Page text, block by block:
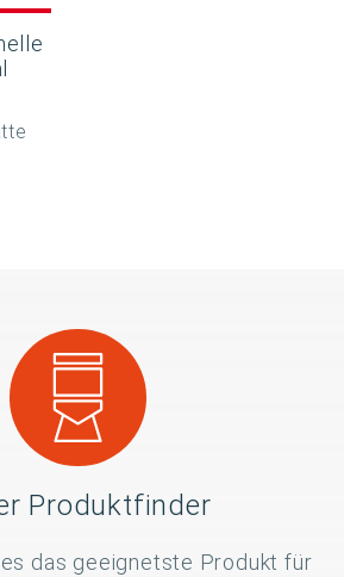
Produktfinder
das geeignetste Produkt für